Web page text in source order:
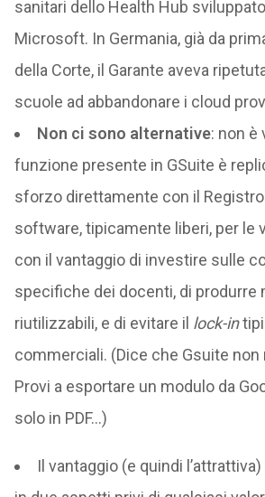
sanitari dello Health Hub
Microsoft. In Germania, già da
della Corte, il Garante aveva
scuole ad abbandonare i cloud
Non ci sono alternative: non è
funzione presente in GSuite è
sforzo direttamente con il
software, tipicamente liberi, per le
con il vantaggio di investire sulle
specifiche dei docenti, di produrre
riutilizzabili, e di evitare il lock-in
commerciali. (Dice che Gsuite non
Provi a esportare un modulo da
solo in PDF…)
Il vantaggio (e quindi